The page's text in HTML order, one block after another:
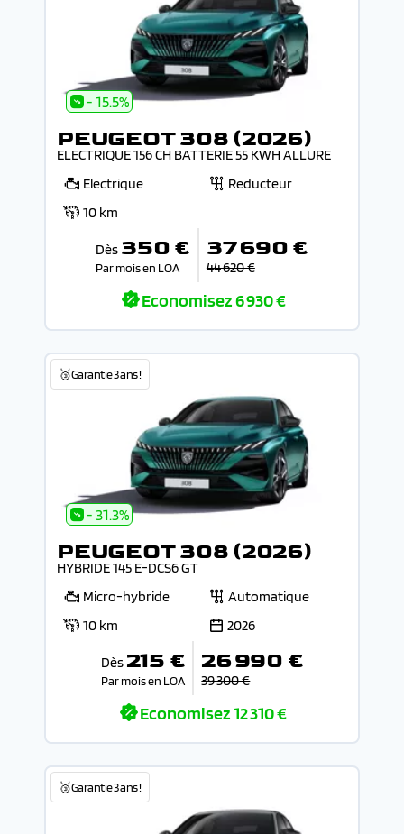
- 15.5%
PEUGEOT 308 (2026)
ELECTRIQUE 156 CH BATTERIE 55 KWH ALLURE
Electrique
Reducteur
10 km
Dès 350 €
Par mois en LOA
37 690 €
44 620 €
Economisez6 930 €
🥉Garantie 3 ans !
- 31.3%
PEUGEOT 308 (2026)
HYBRIDE 145 E-DCS6 GT
Micro-hybride
Automatique
10 km
2026
Dès 215 €
Par mois en LOA
26 990 €
39 300 €
Economisez12 310 €
🥉Garantie 3 ans !